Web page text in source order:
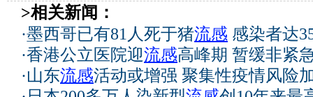
>相关新闻：
·墨西哥已有81人死于猪流感 感染者达
·香港公立医院迎流感高峰期 暂缓非紧
·山东流感活动或增强 聚集性疫情风险